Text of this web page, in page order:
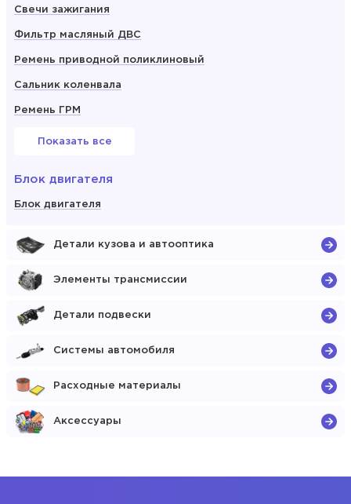
Свечи зажигания
Фильтр масляный ДВС
Ремень приводной поликлиновый
Сальник коленвала
Ремень ГРМ
Показать все
Блок двигателя
Блок двигателя
Детали кузова и автооптика
Элементы трансмиссии
Детали подвески
Системы автомобиля
Расходные материалы
Аксессуары